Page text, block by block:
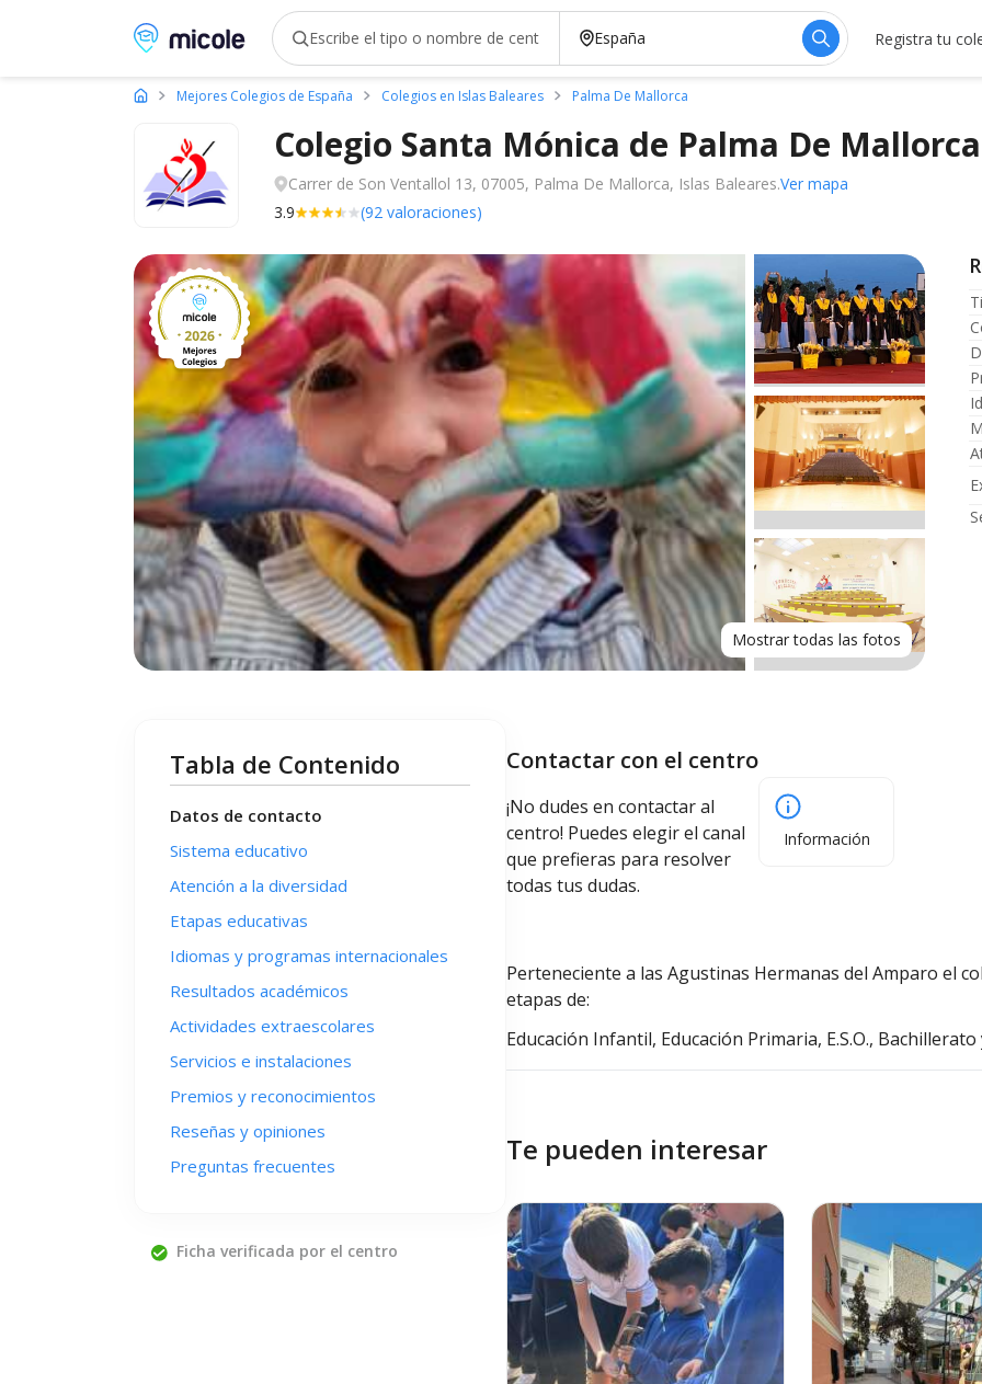
Micole, buscador de colegios Registra tu
Mejores Colegios de España Colegios en Islas Baleares Palma De Mallorca
Colegio Santa Mónica de Palma De Mallorca
Carrer de Son Ventallol 13, 07005, Palma De Mallorca, Islas Baleares.Ver mapa
3.9
(92 valoraciones)
Mostrar todas las fotos
Tabla de Contenido
Datos de contacto
Sistema educativo
Atención a la diversidad
Etapas educativas
Idiomas y programas internacionales
Resultados académicos
Actividades extraescolares
Servicios e instalaciones
Premios y reconocimientos
Reseñas y opiniones
Preguntas frecuentes
Ficha verificada por el centro
Contactar con el centro
¡No dudes en contactar al
centro! Puedes elegir el canal
que prefieras para resolver
todas tus dudas.
Información
Perteneciente a las Agustinas Hermanas del Amparo el
etapas de:
Educación Infantil, Educación Primaria, E.S.O.,
Te pueden interesar